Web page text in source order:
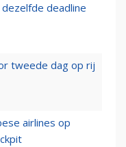
deadline
tweede dag op rij
airlines op